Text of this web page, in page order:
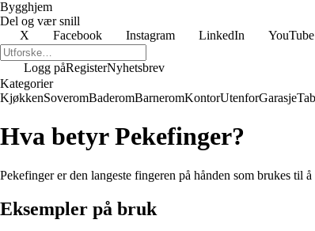
Bygghjem
Del og vær snill
X
Facebook Instagram LinkedIn YouTube
Logg påRegisterNyhetsbrev
Kategorier
KjøkkenSoveromBaderomBarneromKontorUtenforGarasje
Hva betyr Pekefinger?
Pekefinger er den langeste fingeren på hånden som brukes til
Eksempler på bruk